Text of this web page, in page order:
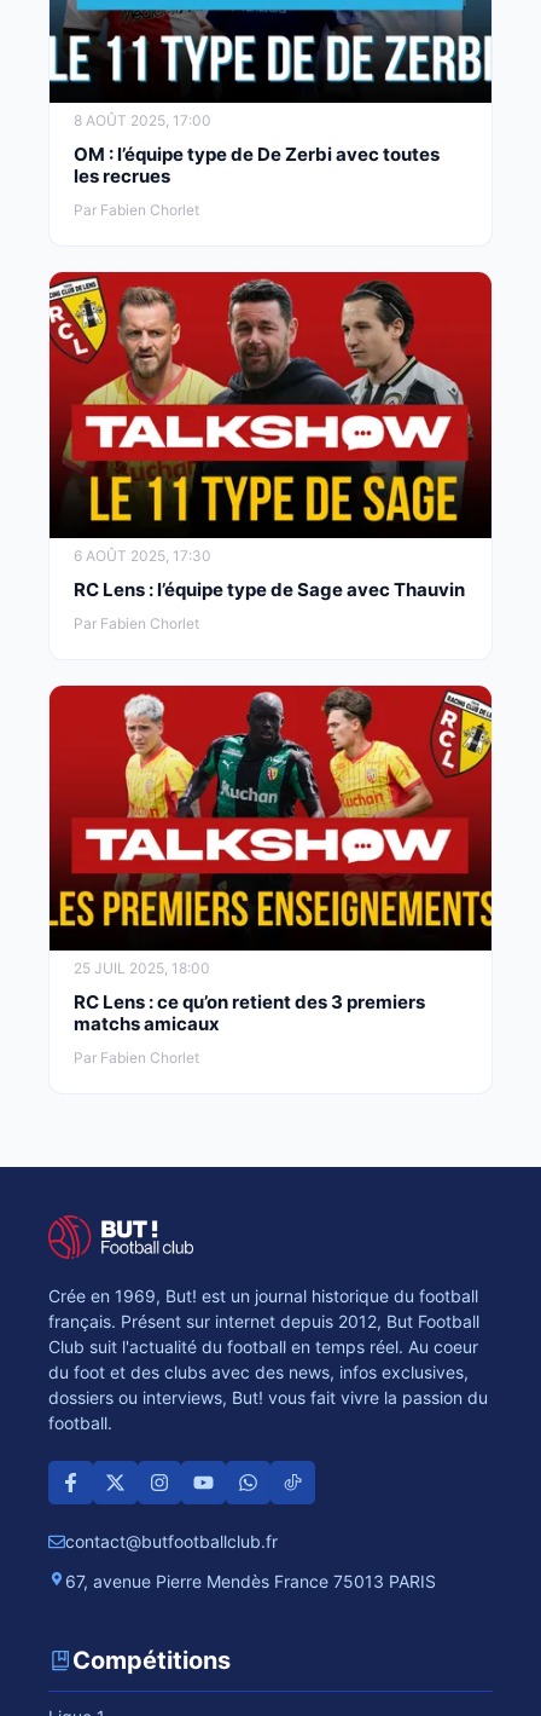
8 AOÛT 2025, 17:00
OM : l’équipe type de De Zerbi avec toutes
les recrues
Par Fabien Chorlet
6 AOÛT 2025, 17:30
RC Lens : l’équipe type de Sage avec Thauvin
Par Fabien Chorlet
25 JUIL 2025, 18:00
RC Lens : ce qu’on retient des 3 premiers
matchs amicaux
Par Fabien Chorlet
Crée en 1969, But! est un journal historique du football
français. Présent sur internet depuis 2012, But Football
Club suit l'actualité du football en temps réel. Au coeur
du foot et des clubs avec des news, infos exclusives,
dossiers ou interviews, But! vous fait vivre la passion du
football.
contact@butfootballclub.fr
67, avenue Pierre Mendès France 75013 PARIS
Compétitions